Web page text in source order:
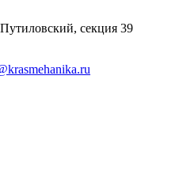
секция 39